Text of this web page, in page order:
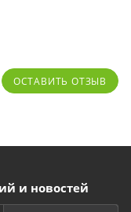
ОСТАВИТЬ ОТЗЫВ
и новостей